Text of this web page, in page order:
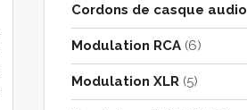
Cordons de casque audio
Modulation RCA (6)
Modulation XLR (5)